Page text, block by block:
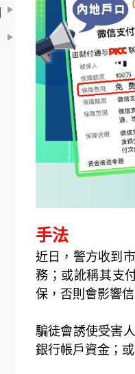
手法
近日，警方收到
務；或訛稱其支
保，否則會影響信
騙徒會誘使受害
銀行帳戶資金；或